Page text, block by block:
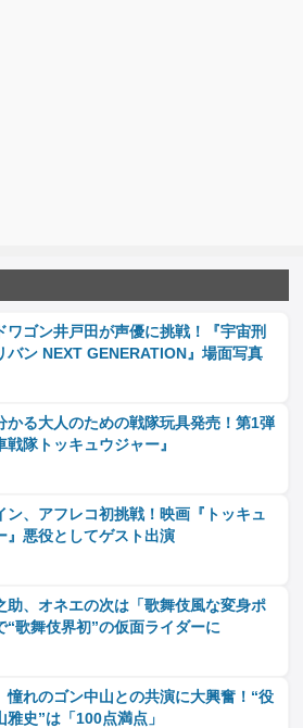
ワゴン井戸田が声優に挑戦！『宇宙刑
バン NEXT GENERATION』場面写真
かる大人のための戦隊玩具発売！第1弾
戦隊トッキュウジャー』
ン、アフレコ初挑戦！映画『トッキュ
』悪役としてゲスト出演
助、オネエの次は「歌舞伎風な変身ポ
“歌舞伎界初”の仮面ライダーに
憧れのゴン中山との共演に大興奮！“役
雅史”は「100点満点」